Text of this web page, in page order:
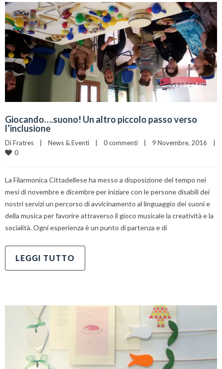
Giocando….suono! Un altro piccolo passo verso
l’inclusione
Di Fratres News & Eventi 0 commenti 9 Novembre, 2016
0
La Filarmonica Cittadellese ha messo a disposizione del tempo nei
mesi di novembre e dicembre per iniziare con le persone disabili dei
nostri servizi un percorso di avvicinamento al linguaggio dei suoni e
della musica per favorire attraverso il gioco musicale la creatività e la
socialità. Ogni esperienza è un punto di partenza e di
LEGGI TUTTO